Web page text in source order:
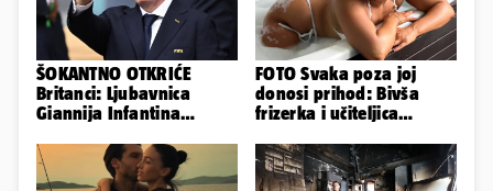
ŠOKANTNO OTKRIĆE
Britanci: Ljubavnica
Giannija Infantina
Uefe!?
FOTO Svaka poza joj
donosi prihod: Bivša
frizerka i učiteljica
Instagram